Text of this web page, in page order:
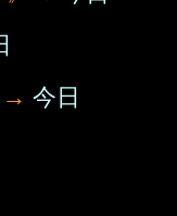
→ 今日